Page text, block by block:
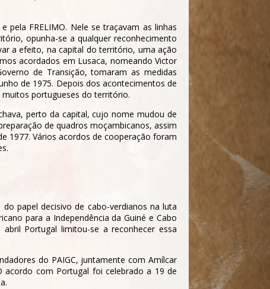
FRELIMO. Nele se traçavam as linhas
opunha-se a qualquer reconhecimento
a efeito, na capital do território, uma ação
acordados em Lusaca, nomeando Victor
de Transição, tomaram as medidas
de 1975. Depois dos acontecimentos de
portugueses do território.
perto da capital, cujo nome mudou de
de quadros moçambicanos, assim
1977. Vários acordos de cooperação foram
papel decisivo de cabo-verdianos na luta
para a Independência da Guiné e Cabo
Portugal limitou-se a reconhecer essa
do PAIGC, juntamente com Amílcar
acordo com Portugal foi celebrado a 19 de